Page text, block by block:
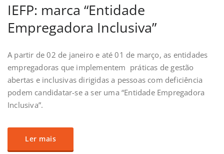
IEFP: marca “Entidade
Empregadora Inclusiva”
A partir de 02 de janeiro e até 01 de março, as entidades
empregadoras que implementem práticas de gestão
abertas e inclusivas dirigidas a pessoas com deficiência
podem candidatar-se a ser uma “Entidade Empregadora
Inclusiva”.
Ler mais